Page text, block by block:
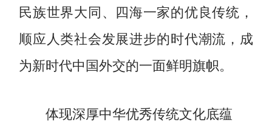
民族世界大同、四海一家的优良传统，
顺应人类社会发展进步的时代潮流，成
为新时代中国外交的一面鲜明旗帜。
体现深厚中华优秀传统文化底蕴